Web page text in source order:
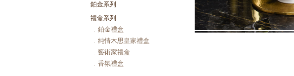
鉑金系列
禮盒系列
鉑金禮盒
純情木思皇家禮盒
藝術家禮盒
香氛禮盒